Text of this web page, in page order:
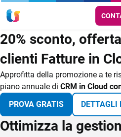
20% sconto,
clienti Fatture in
Approfitta della promozione a te
piano annuale di CRM in Cloud
PROVA GRATIS
DETTAGLI
Ottimizza la